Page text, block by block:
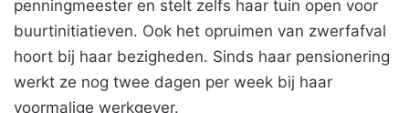
penningmeester en stelt zelfs haar tuin open voor
buurtinitiatieven. Ook het opruimen van zwerfafval
hoort bij haar bezigheden. Sinds haar pensionering
werkt ze nog twee dagen per week bij haar
voormalige werkgever.